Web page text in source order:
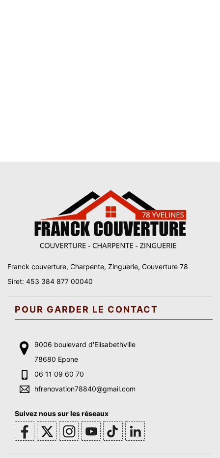
Franck couverture, Charpente, Zinguerie, Couverture 78
Siret: 453 384 877 00040
POUR GARDER LE CONTACT
9006 boulevard d'Elisabethville
78680 Epone
06 11 09 60 70
hfrenovation78840@gmail.com
Suivez nous sur les réseaux